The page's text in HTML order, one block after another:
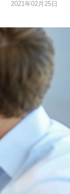
2021年02月25日